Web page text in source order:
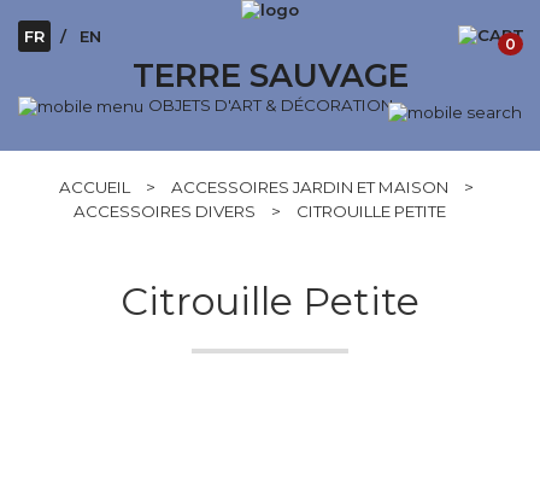
TERRE SAUVAGE
OBJETS D'ART & DÉCORATION
FR EN 0
ACCUEIL > ACCESSOIRES JARDIN ET MAISON
>
ACCESSOIRES DIVERS
> CITROUILLE PETITE
Citrouille Petite